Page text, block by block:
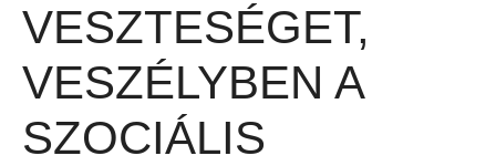
VESZTESÉGET,
VESZÉLYBEN A
SZOCIÁLIS